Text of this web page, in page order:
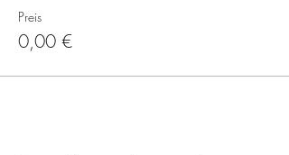
Preis
0,00 €